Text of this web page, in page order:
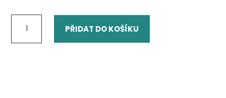
Phrasen
-
PŘIDAT DO KOŠÍKU